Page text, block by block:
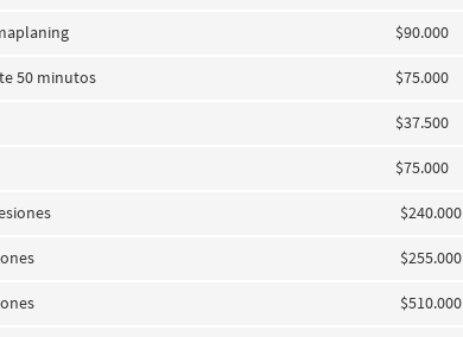
$90.000
50 minutos $75.000
$37.500
$75.000
$240.000
$255.000
$510.000